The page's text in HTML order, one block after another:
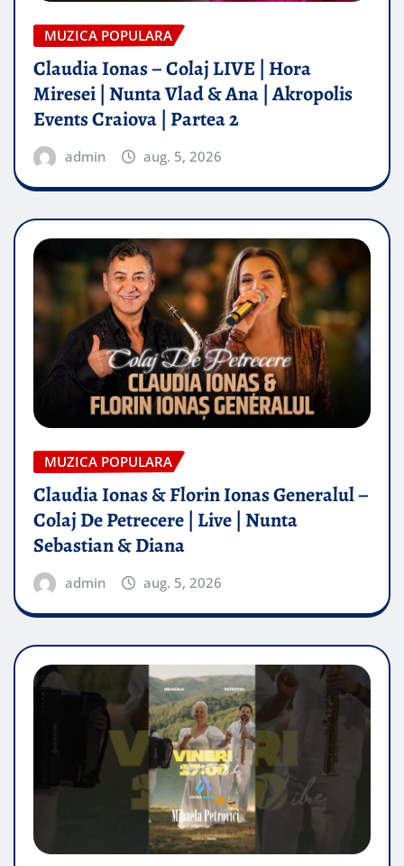
MUZICA POPULARA
Claudia Ionas – Colaj LIVE | Hora
Miresei | Nunta Vlad & Ana | Akropolis
Events Craiova | Partea 2
admin aug. 5, 2026
MUZICA POPULARA
Claudia Ionas & Florin Ionas Generalul –
Colaj De Petrecere | Live | Nunta
Sebastian & Diana
admin aug. 5, 2026